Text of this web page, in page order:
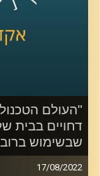
לשיחה עם ד"ר
לשיחה עם ד"ר
ברובוטים –לחצו
"העולם
דחויים בבית
שבשימוש
17/08/2022